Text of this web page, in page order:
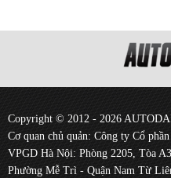
Copyright © 2012 - 2026
Cơ quan chủ quản: Công ty Cổ
VPGD Hà Nội: Phòng 2205, Tòa
Phường Mễ Trì - Quận Nam Từ